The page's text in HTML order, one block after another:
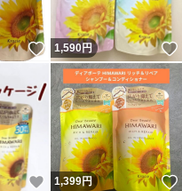
いいね！
1,590円
いいね！
1,399円